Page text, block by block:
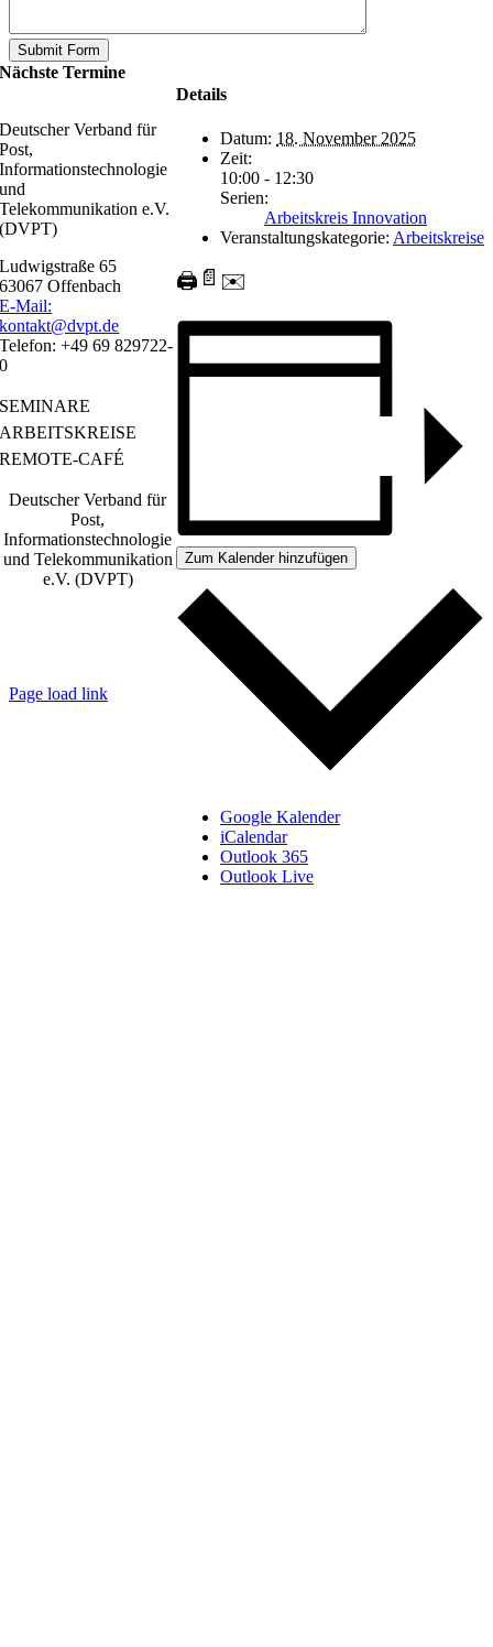
Details
Datum: 18. November 2025
Zeit:
10:00 - 12:30
Serien:
Arbeitskreis Innovation
Veranstaltungskategorie: Arbeitskreise
🖨️ 📄 ✉️
Zum Kalender hinzufügen
Google Kalender
iCalendar
Outlook 365
Outlook Live
Nächste Termine
Deutscher Verband für
Post,
Informationstechnologie
und
Telekommunikation e.V.
(DVPT)
Ludwigstraße 65
63067 Offenbach
E-Mail:
kontakt@dvpt.de
Telefon: +49 69 829722-
0
SEMINARE
ARBEITSKREISE
REMOTE-CAFÉ
Deutscher Verband für
Post,
Informationstechnologie
und Telekommunikation
e.V. (DVPT)
Page load link